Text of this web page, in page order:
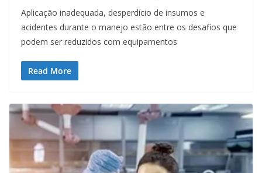
Aplicação inadequada, desperdício de insumos e
acidentes durante o manejo estão entre os desafios que
podem ser reduzidos com equipamentos
Read More